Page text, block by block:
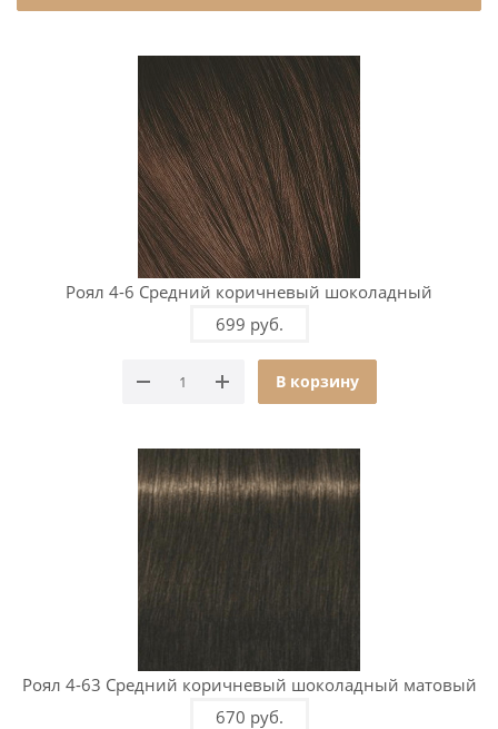
Роял 4-6 Средний коричневый шоколадный
699 руб.
В корзину
Роял 4-63 Средний коричневый шоколадный матовый
670 руб.